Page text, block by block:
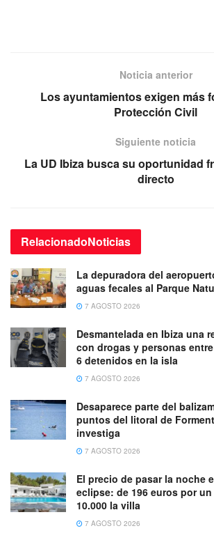
Noticia anterior
Los ayuntamientos exigen más
Protección Civil
Siguiente noticia
La UD Ibiza busca su oportunidad
directo
RelacionadoNoticias
La depuradora del
aguas fecales al Parque
7 AGOSTO 2026
Desmantelada en Ibiza una
con drogas y personas
6 detenidos en la isla
7 AGOSTO 2026
Desaparece parte del
puntos del litoral de
investiga
7 AGOSTO 2026
El precio de pasar la noche
eclipse: de 196 euros por
10.000 la villa
7 AGOSTO 2026